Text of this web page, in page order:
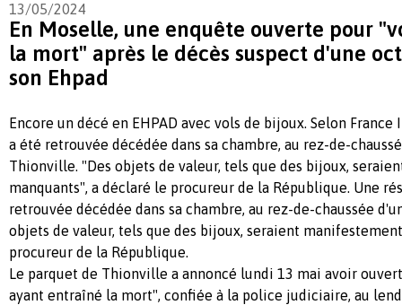
13/05/2024
En Moselle, une enquête ouverte pour
la mort" après le décès suspect d'une
son Ehpad
Encore un décé en EHPAD avec vols de bijoux. Selon
a été retrouvée décédée dans sa chambre, au rez-de-
Thionville. "Des objets de valeur, tels que des bijoux,
manquants", a déclaré le procureur de la République. Une
retrouvée décédée dans sa chambre, au rez-de-chaussée
objets de valeur, tels que des bijoux, seraient
procureur de la République.
Le parquet de Thionville a annoncé lundi 13 mai avoir
ayant entraîné la mort", confiée à la police judiciaire, au